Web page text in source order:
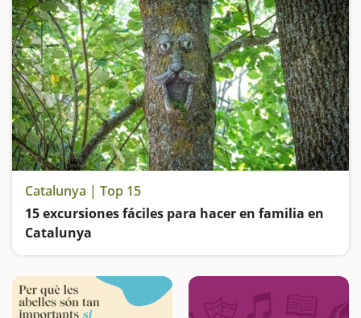
Catalunya | Top 15
15 excursiones fáciles para hacer en familia en
Catalunya